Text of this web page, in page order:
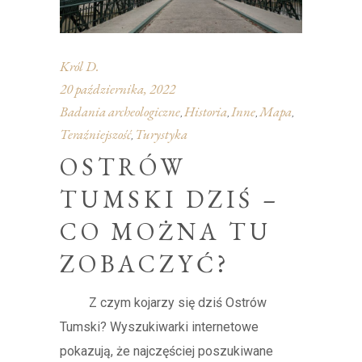
Król D.
20 października, 2022
Badania archeologiczne, Historia, Inne,Mapa,
Teraźniejszość, Turystyka
OSTRÓW
TUMSKI DZIŚ –
CO MOŻNA TU
ZOBACZYĆ?
Z czym kojarzy się dziś Ostrów
Tumski? Wyszukiwarki internetowe
pokazują, że najczęściej poszukiwane